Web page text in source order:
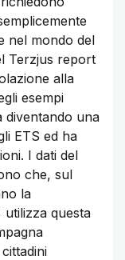
nel mondo del
Terzjus report
alla
esempi
diventando una
ETS ed ha
I dati del
che, sul
la
utilizza questa